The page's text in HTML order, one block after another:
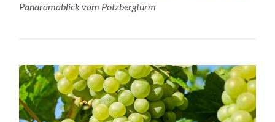
Panaramablick vom Potzbergturm